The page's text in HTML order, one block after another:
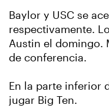
Baylor y USC se
respectivamente.
Austin el domingo.
de conferencia.
En la parte inferior
jugar Big Ten.